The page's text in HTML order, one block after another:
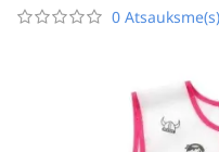
0 Atsauksme(s)